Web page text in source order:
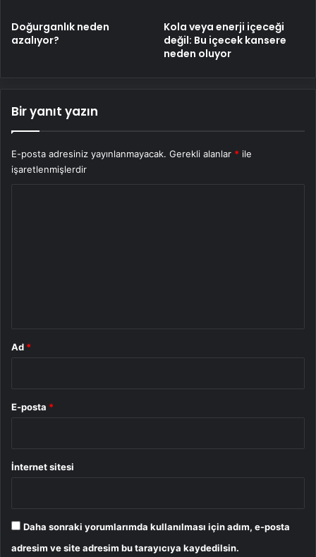
Doğurganlık neden
azalıyor?
Kola veya enerji içeceği
değil: Bu içecek kansere
neden oluyor
Bir yanıt yazın
E-posta adresiniz yayınlanmayacak. Gerekli alanlar * ile
işaretlenmişlerdir
Ad *
E-posta *
İnternet sitesi
Daha sonraki yorumlarımda kullanılması için adım, e-posta
adresim ve site adresim bu tarayıcıya kaydedilsin.